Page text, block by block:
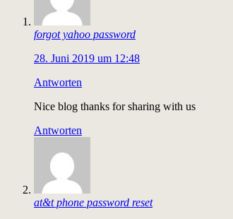
forgot yahoo password
28. Juni 2019 um 12:48
Antworten
Nice blog thanks for sharing with us
Antworten
at&t phone password reset